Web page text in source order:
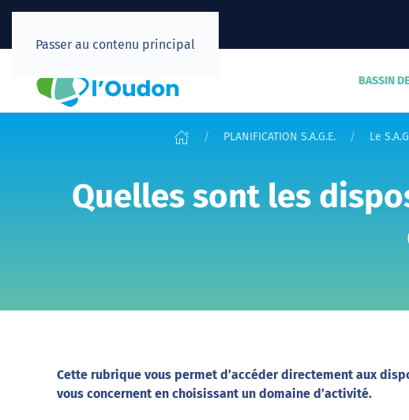
Passer au contenu principal
BASSIN
PLANIFICATION S.A.G.E. Le
Quelles sont les
Cette rubrique vous permet d’accéder directement aux
vous concernent en choisissant un domaine d’activité.